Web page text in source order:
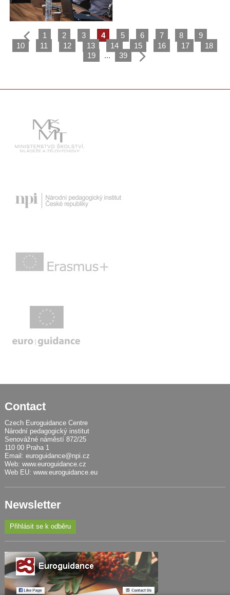
1 2 3 4 5 6 7 8
9
10
11 12 13 14 15 16 17
18
19
... 39
Contact
Czech Euroguidance Centre
Národní pedagogický institut
Senovážné náměstí 872/25
110 00 Praha 1
Email: euroguidance@npi.cz
Web: www.euroguidance.cz
Web EU: www.euroguidance.eu
Newsletter
Přihlásit se k odběru